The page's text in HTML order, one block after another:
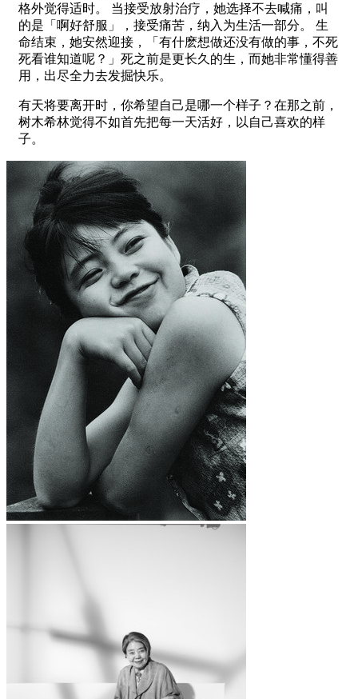
格外觉得适时。 当接受放射治疗，她选择不去喊痛，叫
的是「啊好舒服」，接受痛苦，纳入为生活一部分。 生
命结束，她安然迎接，「有什麽想做还没有做的事，不死
死看谁知道呢？」死之前是更长久的生，而她非常懂得善
用，出尽全力去发掘快乐。
有天将要离开时，你希望自己是哪一个样子？在那之前，
树木希林觉得不如首先把每一天活好，以自己喜欢的样
子。